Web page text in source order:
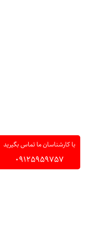
با کارشناسان ما تماس بگیرید
09125959757